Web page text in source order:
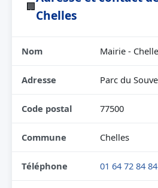
🏢
Chelles
Nom Mairie -
Adresse Parc du
Code postal 77500
Commune Chelles
Téléphone 01 64 72 84 84